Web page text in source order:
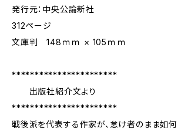
発行元：中央公論新社
312ページ
文庫判 148ｍｍ × 105ｍｍ
***********************
出版社紹介文より
***********************
戦後派を代表する作家が、怠け者のまま如